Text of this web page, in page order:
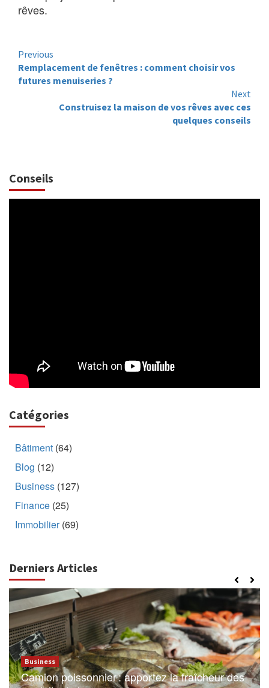
rêves.
Continue
Reading
Previous
Remplacement de fenêtres : comment choisir vos
futures menuiseries ?
Next
Construisez la maison de vos rêves avec ces
quelques conseils
Conseils
Catégories
Bâtiment (64)
Blog (12)
Business (127)
Finance (25)
Immobilier(69)
Derniers Articles
Business
Camion poissonnier : apportez la fraîcheur des